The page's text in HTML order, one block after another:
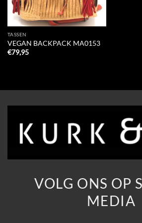
TASSEN
VEGAN BACKPACK MA0153
€79,95
VOLG ONS OP
MEDIA